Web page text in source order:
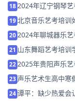
18 2024年辽宁钢琴艺
19 北京音乐艺考培训
20 2024年聊城器乐艺
21 山东舞蹈艺考培训
22 2025年贵阳声乐艺
23 声乐艺术生高中寒
24谭平：缺少热爱会